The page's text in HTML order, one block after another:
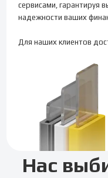
сервисами, гарантируя
надежности ваших
Для наших клиентов
Нас